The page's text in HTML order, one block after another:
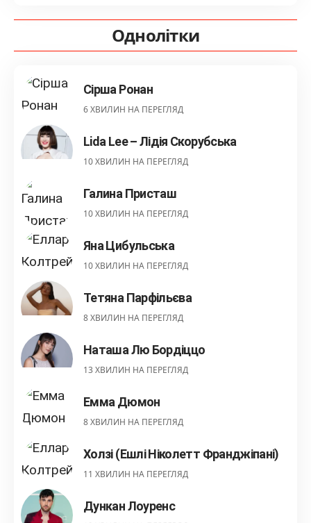
Однолітки
Сірша Ронан
6 ХВИЛИН НА ПЕРЕГЛЯД
Lida Lee – Лідія Скорубська
10 ХВИЛИН НА ПЕРЕГЛЯД
Галина Присташ
10 ХВИЛИН НА ПЕРЕГЛЯД
Яна Цибульська
10 ХВИЛИН НА ПЕРЕГЛЯД
Тетяна Парфільєва
8 ХВИЛИН НА ПЕРЕГЛЯД
Наташа Лю Бордіццо
13 ХВИЛИН НА ПЕРЕГЛЯД
Емма Дюмон
8 ХВИЛИН НА ПЕРЕГЛЯД
Холзі (Ешлі Ніколетт Франджіпані)
11 ХВИЛИН НА ПЕРЕГЛЯД
Дункан Лоуренс